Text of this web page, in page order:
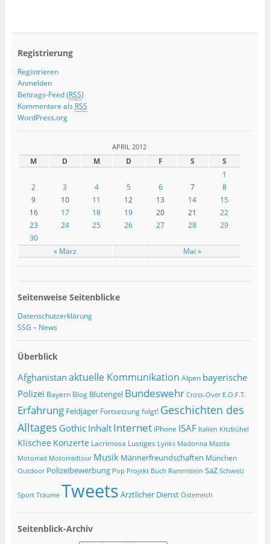
Registrierung
Registrieren
Anmelden
Beitrags-Feed (RSS)
Kommentare als RSS
WordPress.org
APRIL 2012
M D M D F S S
« März Mai »
1
2
3 4 5 6 7
8
9
10 11 12 13 14
15
16
17 18 19 20 21
22
23
24 25 26 27 28
29
30
Seitenweise Seitenblicke
Datenschutzerklärung
SSG – News
Überblick
Afghanistanaktuelle Kommunikation Alpen bayerische
Polizei Bayern Blog Blutengel Bundeswehr Cross-Over E.O.F.T.
Erfahrung Feldjäger Fortsetzung folgt! Geschichten des
Alltages Gothic Inhalt Internet iPhone ISAF Italien Kitzbühel
Klischee Konzerte Lacrimosa Lustiges Lyriks Madonna Mazda
Motorrad Motorradtour Musik Männerfreundschaften München
Outdoor Polizeibewerbung Pop Projekt Buch Rammstein SaZ Schweiz
Sport Träume Tweets Ärztlicher Dienst Österreich
Seitenblick-Archiv